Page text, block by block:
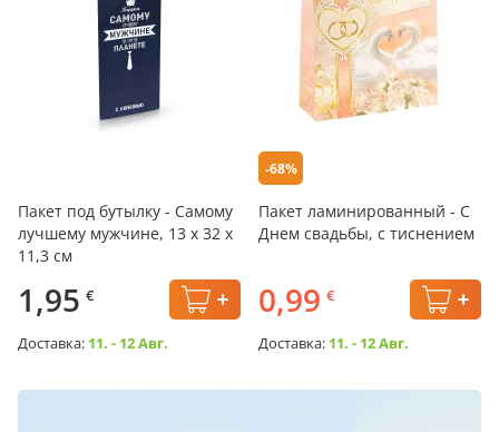
Пакет под бутылку - Самому
лучшему мужчине, 13 х 32 х
11,3 см
1,95 €
Доставка: 11. - 12 Авг.
-68%
Пакет ламинированный - С
Днем свадьбы, с тиснением
0,99 €
Доставка: 11. - 12 Авг.